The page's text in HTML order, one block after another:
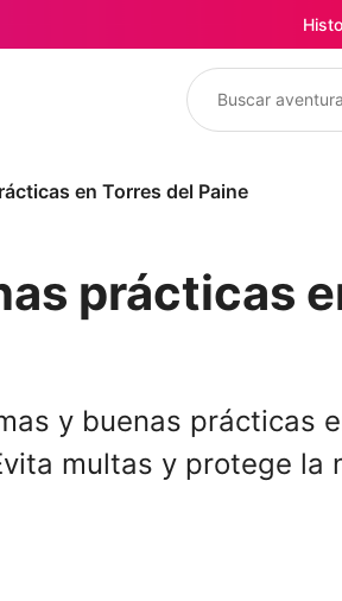
Buscar
en Torres del Paine
prácticas
y buenas prácticas
multas y protege la